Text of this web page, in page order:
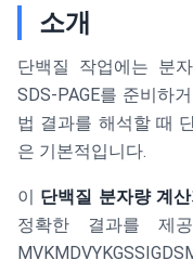
소개
단백질 작업에는 분
SDS-PAGE를 준비하
법 결과를 해석할 때
은 기본적입니다.
이 단백질 분자량 계산
정확한 결과를 제